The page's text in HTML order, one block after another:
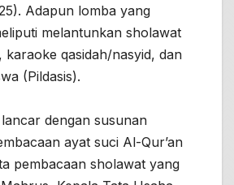
Adapun lomba yang
melantunkan sholawat
karaoke qasidah/nasyid, dan
(Pildasis).
dengan susunan
ayat suci Al-Qur’an
pembacaan sholawat yang